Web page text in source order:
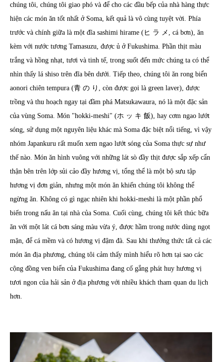
chúng tôi, chúng tôi giao phó và để cho các đầu bếp của nhà hàng thực
hiện các món ăn tốt nhất ở Soma, kết quả là vô cùng tuyệt vời. Phía
trước và chính giữa là một đĩa sashimi hirame (ヒ ラ メ, cá bơn), ăn
kèm với nước tương Tamasuzu, được ủ ở Fukushima. Phần thịt màu
trắng và hồng nhạt, tươi và tinh tế, trong suốt đến mức chúng ta có thể
nhìn thấy lá shiso trên đĩa bên dưới. Tiếp theo, chúng tôi ăn rong biển
aonori chiên tempura (青 の り, còn được gọi là green laver), được
trồng và thu hoạch ngay tại đầm phá Matsukawaura, nó là một đặc sản
của vùng Soma. Món "hokki-meshi" (ホ ッ キ 飯), hay cơm ngao lướt
sóng, sử dụng một nguyên liệu khác mà Soma đặc biệt nổi tiếng, vì vậy
nhóm Japankuru rất muốn xem ngao lướt sóng của Soma thực sự như
thế nào. Món ăn hình vuông với những lát sò đầy thịt được sắp xếp cẩn
thận bên trên lớp sủi cảo đầy hương vị, tổng thể là một bộ sưu tập
hương vị đơn giản, nhưng một món ăn khiến chúng tôi không thể
ngừng ăn. Không có gì ngạc nhiên khi hokki-meshi là một phần phổ
biến trong nấu ăn tại nhà của Soma. Cuối cùng, chúng tôi kết thúc bữa
ăn với một lát cá bơn sáng màu vừa ý, được hầm trong nước dùng ngọt
mặn, để cá mềm và có hương vị đậm đà. Sau khi thưởng thức tất cả các
món ăn địa phương, chúng tôi cảm thấy mình hiểu rõ hơn tại sao các
cộng đồng ven biển của Fukushima đang cố gắng phát huy hương vị
tươi ngon của hải sản ở địa phương với nhiều khách tham quan du lịch
hơn.